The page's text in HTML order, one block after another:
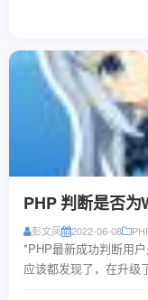
PHP 判断是否
彭文凤 2022-06-08
*PHP最新成功判断用
应该都发现了，在升级